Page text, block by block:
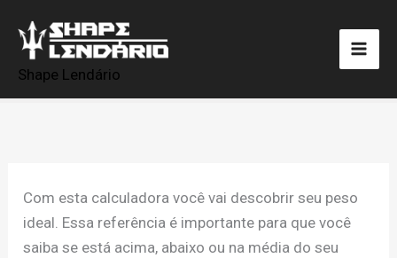
para
conteúdo
Shape Lendário
Com esta calculadora você vai descobrir seu peso
ideal. Essa referência é importante para que você
saiba se está acima, abaixo ou na média do seu